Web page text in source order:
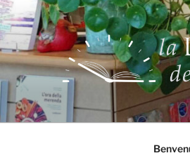
Salta
al
contenuto
LA
Libri, tè, giochi e molto